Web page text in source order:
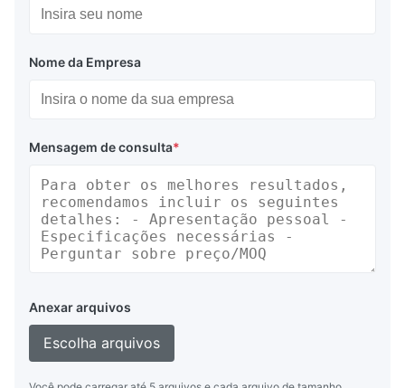
Nome da Empresa
Mensagem de consulta*
Anexar arquivos
Escolha arquivos